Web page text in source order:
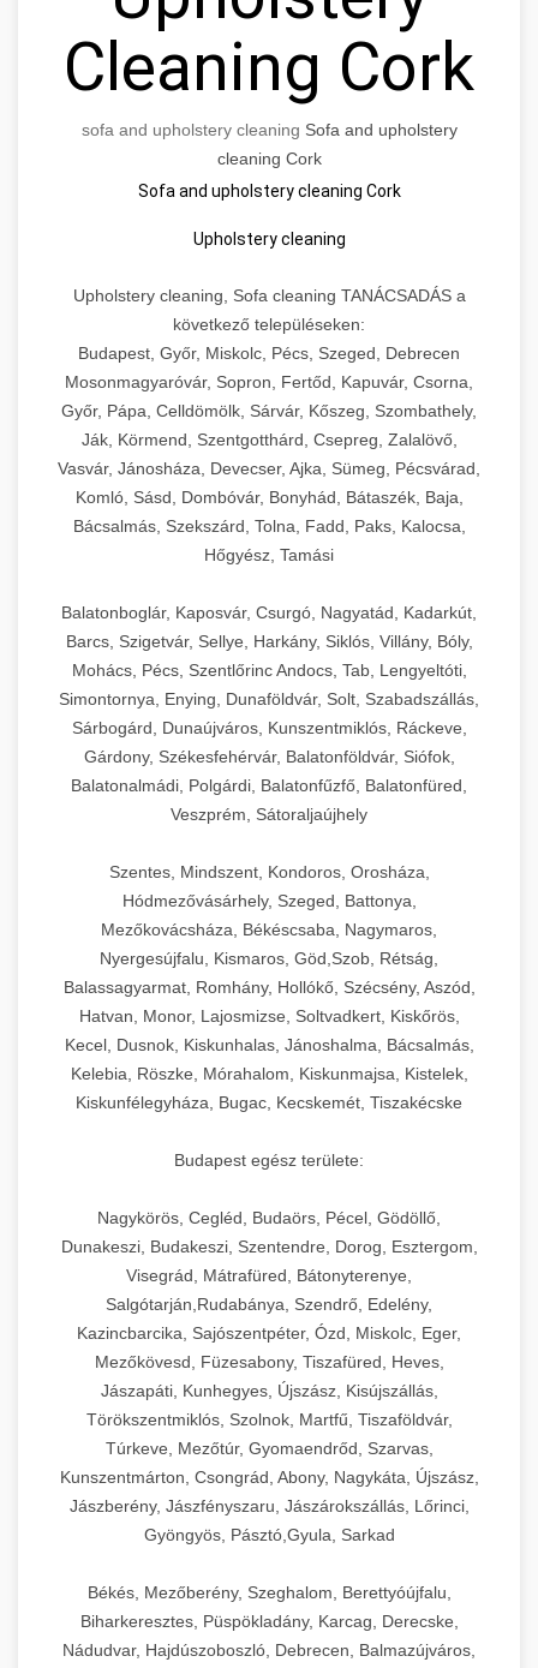
Cleaning Cork
sofa and upholstery cleaning Sofa and upholstery
cleaning Cork
Sofa and upholstery cleaning Cork
Upholstery cleaning
Upholstery cleaning, Sofa cleaning TANÁCSADÁS a
következő településeken:
Budapest, Győr, Miskolc, Pécs, Szeged, Debrecen
Mosonmagyaróvár, Sopron, Fertőd, Kapuvár, Csorna,
Győr, Pápa, Celldömölk, Sárvár, Kőszeg, Szombathely,
Ják, Körmend, Szentgotthárd, Csepreg, Zalalövő,
Vasvár, Jánosháza, Devecser, Ajka, Sümeg, Pécsvárad,
Komló, Sásd, Dombóvár, Bonyhád, Bátaszék, Baja,
Bácsalmás, Szekszárd, Tolna, Fadd, Paks, Kalocsa,
Hőgyész, Tamási
Balatonboglár, Kaposvár, Csurgó, Nagyatád, Kadarkút,
Barcs, Szigetvár, Sellye, Harkány, Siklós, Villány, Bóly,
Mohács, Pécs, Szentlőrinc Andocs, Tab, Lengyeltóti,
Simontornya, Enying, Dunaföldvár, Solt, Szabadszállás,
Sárbogárd, Dunaújváros, Kunszentmiklós, Ráckeve,
Gárdony, Székesfehérvár, Balatonföldvár, Siófok,
Balatonalmádi, Polgárdi, Balatonfűzfő, Balatonfüred,
Veszprém, Sátoraljaújhely
Szentes, Mindszent, Kondoros, Orosháza,
Hódmezővásárhely, Szeged, Battonya,
Mezőkovácsháza, Békéscsaba, Nagymaros,
Nyergesújfalu, Kismaros, Göd,Szob, Rétság,
Balassagyarmat, Romhány, Hollókő, Szécsény, Aszód,
Hatvan, Monor, Lajosmizse, Soltvadkert, Kiskőrös,
Kecel, Dusnok, Kiskunhalas, Jánoshalma, Bácsalmás,
Kelebia, Röszke, Mórahalom, Kiskunmajsa, Kistelek,
Kiskunfélegyháza, Bugac, Kecskemét, Tiszakécske
Budapest egész területe:
Nagykörös, Cegléd, Budaörs, Pécel, Gödöllő,
Dunakeszi, Budakeszi, Szentendre, Dorog, Esztergom,
Visegrád, Mátrafüred, Bátonyterenye,
Salgótarján,Rudabánya, Szendrő, Edelény,
Kazincbarcika, Sajószentpéter, Ózd, Miskolc, Eger,
Mezőkövesd, Füzesabony, Tiszafüred, Heves,
Jászapáti, Kunhegyes, Újszász, Kisújszállás,
Törökszentmiklós, Szolnok, Martfű, Tiszaföldvár,
Túrkeve, Mezőtúr, Gyomaendrőd, Szarvas,
Kunszentmárton, Csongrád, Abony, Nagykáta, Újszász,
Jászberény, Jászfényszaru, Jászárokszállás, Lőrinci,
Gyöngyös, Pásztó,Gyula, Sarkad
Békés, Mezőberény, Szeghalom, Berettyóújfalu,
Biharkeresztes, Püspökladány, Karcag, Derecske,
Nádudvar, Hajdúszoboszló, Debrecen, Balmazújváros,